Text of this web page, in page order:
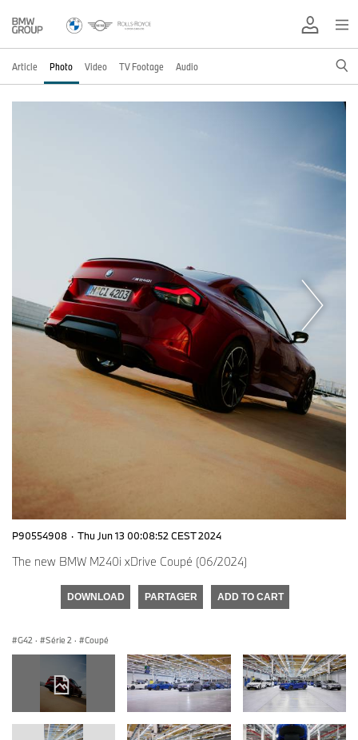
Article Photo Video TV Footage Audio
P90554908 · Thu Jun 13 00:08:52 CEST 2024
The new BMW M240i xDrive Coupé (06/2024)
DOWNLOAD PARTAGER ADD TO CART
G42 · Série 2 · Coupé